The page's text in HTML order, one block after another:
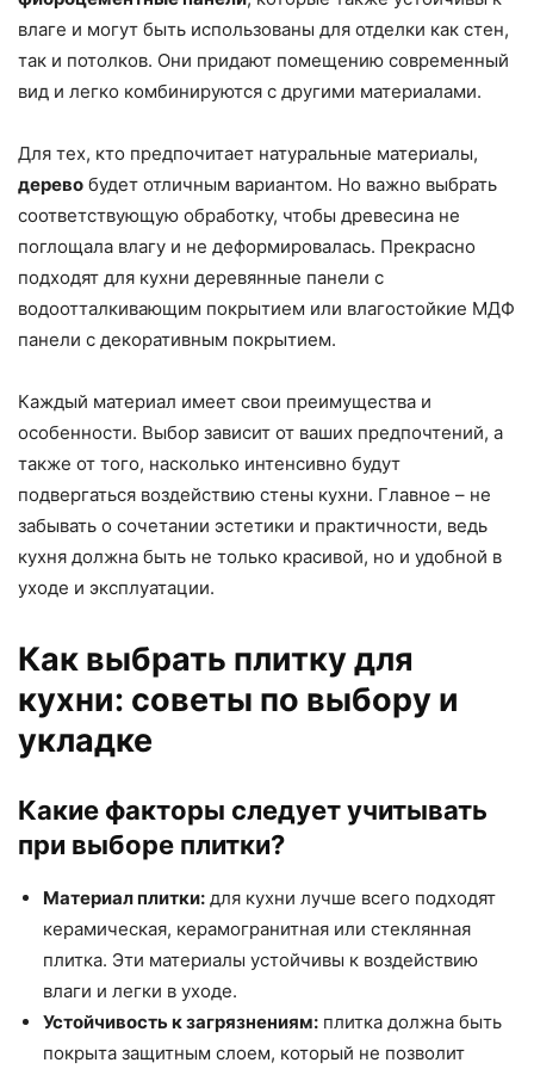
влаге и могут быть использованы для отделки как стен,
так и потолков. Они придают помещению современный
вид и легко комбинируются с другими материалами.
Для тех, кто предпочитает натуральные материалы,
дерево будет отличным вариантом. Но важно выбрать
соответствующую обработку, чтобы древесина не
поглощала влагу и не деформировалась. Прекрасно
подходят для кухни деревянные панели с
водоотталкивающим покрытием или влагостойкие МДФ
панели с декоративным покрытием.
Каждый материал имеет свои преимущества и
особенности. Выбор зависит от ваших предпочтений, а
также от того, насколько интенсивно будут
подвергаться воздействию стены кухни. Главное – не
забывать о сочетании эстетики и практичности, ведь
кухня должна быть не только красивой, но и удобной в
уходе и эксплуатации.
Как выбрать плитку для
кухни: советы по выбору и
укладке
Какие факторы следует учитывать
при выборе плитки?
Материал плитки: для кухни лучше всего подходят
керамическая, керамогранитная или стеклянная
плитка. Эти материалы устойчивы к воздействию
влаги и легки в уходе.
Устойчивость к загрязнениям: плитка должна быть
покрыта защитным слоем, который не позволит